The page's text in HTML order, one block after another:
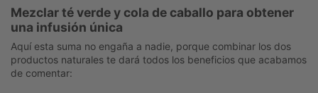
Mezclar té verde y cola de caballo para obtener
una infusión única
Aquí esta suma no engaña a nadie, porque combinar los dos
productos naturales te dará todos los beneficios que acabamos
de comentar: